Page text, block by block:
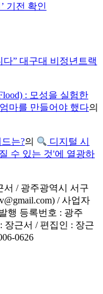
기전 확인
” 대구대 비정년트랙
: 모성을 실험한
마를 만들어야 했다의
는?의
디지털 시
수 있는 것'에 열광하
서 / 광주광역시 서구
/ 사업자
행 등록번호 : 광주
장근서 / 편집인 : 장근
0626